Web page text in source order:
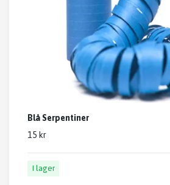
Blå Serpentiner
15 kr
I lager